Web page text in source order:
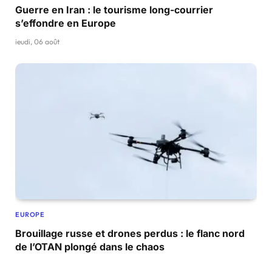
Guerre en Iran : le tourisme long-courrier
s’effondre en Europe
jeudi, 06 août
EUROPE
Brouillage russe et drones perdus : le flanc nord
de l’OTAN plongé dans le chaos